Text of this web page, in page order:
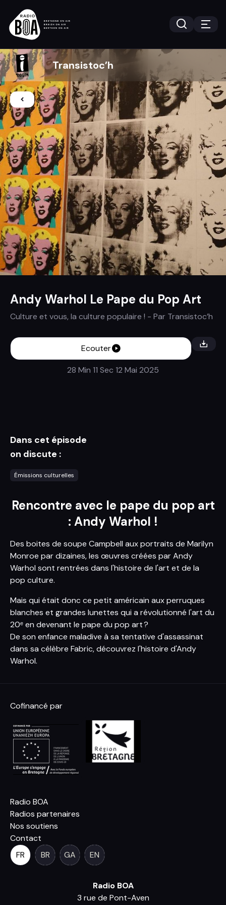
Transistoc’h
Andy Warhol Le Pape du Pop Art
Culture et vous, la culture populaire ! - Par Transistoc’h
Ecouter
28 Min 11 Sec 12 Mai 2025
Dans cet épisode
on discute :
Émissions culturelles
Rencontre avec le pape du pop art
: Andy Warhol !
Des boites de soupe Campbell aux portraits de Marilyn
Monroe par dizaines, les œuvres créées par Andy
Warhol sont rentrées dans l'histoire de l'art et de la
pop culture.
Mais qui était donc ce petit américain aux perruques
blanches et grandes lunettes qui a révolutionné l'art du
20ᵉ en devenant le pape du pop art ?
De son enfance maladive à sa tentative d'assassinat
dans sa célèbre Fabric, découvrez l'histoire d'Andy
Warhol.
Cofinancé par
Radio BOA
Radios partenaires
Nos soutiens
Contact
FR
BR GA EN
Radio BOA
3 rue de Pont-Aven